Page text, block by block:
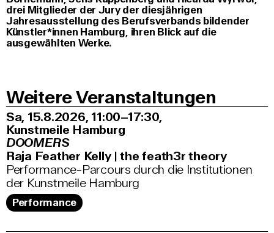
drei Mitglieder der Jury der diesjährigen
Jahresausstellung des Berufsverbands bildender
Künstler*innen Hamburg, ihren Blick auf die
ausgewählten Werke.
Weitere Veranstaltungen
Sa, 15.8.2026 11:00–17:30,
Kunstmeile Hamburg
DOOMERS
Raja Feather Kelly | the feath3r theory
Performance-Parcours durch die Institutionen
der Kunstmeile Hamburg
Performance